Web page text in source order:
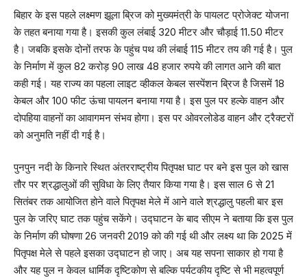
बिहार के इस पहले लक्ष्मण झूला ब्रिज को मुख्यमंत्री के पायलट प्रोजेक्ट योजना
के तहत बनाया गया है। इसकी कुल लंबाई 320 मीटर और चौड़ाई 11.50 मीटर
है। जबकि इसके दोनों तरफ के पहुंच पथ की लंबाई 115 मीटर तय की गई है। पुल
के निर्माण में कुल 82 करोड़ 90 लाख 48 हजार रुपये की लागत आने की बात
कही गई। यह राज्य का पहला लाइट व्हीकल केबल सस्पेंशन ब्रिज है जिसमें 18
केबल और 100 फीट ऊंचा पायलन बनाया गया है। इस पुल पर हल्के वाहन और
दोपहिया वाहनों का आवागमन संभव होगा। इस पर ओवरलोडेड वाहन और ट्रैक्टरों
को अनुमति नहीं दी गई है।
पुनपुन नदी के किनारे स्थित अंतरराष्ट्रीय पितृपक्ष घाट पर बने इस पुल को खास
तौर पर श्रद्धालुओं की सुविधा के लिए तैयार किया गया है। इस साल 6 से 21
सितंबर तक आयोजित होने वाले पितृपक्ष मेले में आने वाले श्रद्धालु पहली बार इस
पुल के जरिए घाट तक पहुंच सकेंगे। उद्घाटन के बाद सीएम ने बताया कि इस पुल
के निर्माण की घोषणा 26 जनवरी 2019 को की गई थी और लक्ष्य था कि 2025 में
पितृपक्ष मेले से पहले इसका उद्घाटन हो जाए। अब यह सपना साकार हो गया है
और यह पुल न केवल धार्मिक दृष्टिकोण से बल्कि पर्यटकीय दृष्टि से भी महत्वपूर्ण